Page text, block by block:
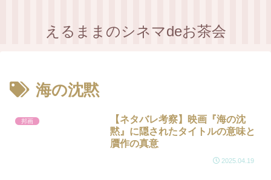
えるままのシネマdeお茶会
海の沈黙
邦画
【ネタバレ考察】映画『海の沈
黙』に隠されたタイトルの意味と
贋作の真意
2025.04.19